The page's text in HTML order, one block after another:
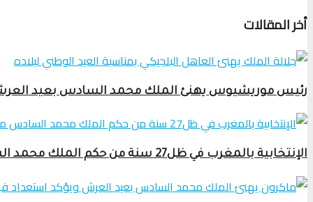
أخر المقالات
رئيس موريشيوس يهنئ الملك محمد السادس بعيد العرش
الإنتخابية بالمغرب في ظل27 سنة من حكم الملك محمد السادس من ضبط الخرائط السياسية إلى العصرنة الرقمية والحكامة التنموية